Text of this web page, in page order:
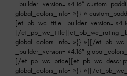
_builder_version= »4.16″
global_colors_info= »{} »
[et_pb_wc_title _builder_version=
[/et_pb_wc_title][et_pb_wc_rating
global_colors_info= »{} »][/
_builder_version= »4.16″
[/
global_colors_info= »{} »][/